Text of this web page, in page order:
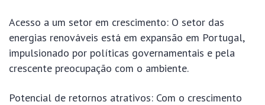
Acesso a um setor em crescimento: O setor das
energias renováveis está em expansão em Portugal,
impulsionado por políticas governamentais e pela
crescente preocupação com o ambiente.
Potencial de retornos atrativos: Com o crescimento